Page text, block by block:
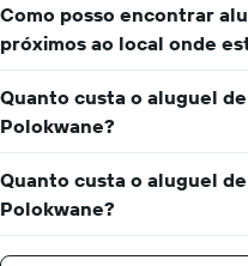
Como posso encontrar
próximos ao local onde
Quanto custa o aluguel
Polokwane?
Quanto custa o aluguel
Polokwane?